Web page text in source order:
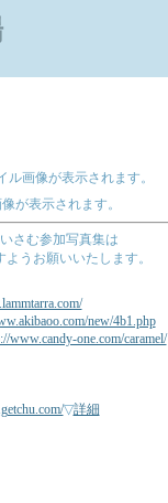
画像が表示されます。
が表示されます。
さむ参加写真集は
うお願いいたします。
new/4b1.php
www.candy-one.com/caramel/
▽詳細